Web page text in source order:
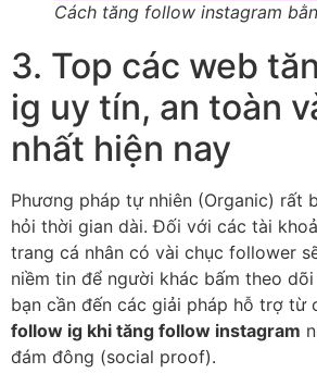
Cách tăng follow instagram
3. Top các web
ig uy tín, an toàn
nhất hiện nay
Phương pháp tự nhiên (Organic) rất
hỏi thời gian dài. Đối với các tài
trang cá nhân có vài chục follower
niềm tin để người khác bấm theo
bạn cần đến các giải pháp hỗ trợ từ
follow ig khi tăng follow instagram
đám đông (social proof).